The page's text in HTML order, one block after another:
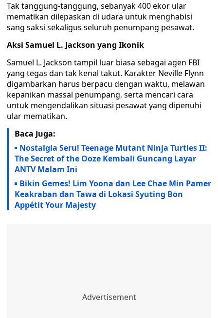
Tak tanggung-tanggung, sebanyak 400 ekor ular
mematikan dilepaskan di udara untuk menghabisi
sang saksi sekaligus seluruh penumpang pesawat.
Aksi Samuel L. Jackson yang Ikonik
Samuel L. Jackson tampil luar biasa sebagai agen FBI
yang tegas dan tak kenal takut. Karakter Neville Flynn
digambarkan harus berpacu dengan waktu, melawan
kepanikan massal penumpang, serta mencari cara
untuk mengendalikan situasi pesawat yang dipenuhi
ular mematikan.
Baca Juga:
Nostalgia Seru! Teenage Mutant Ninja Turtles II:
The Secret of the Ooze Kembali Guncang Layar
ANTV Malam Ini
Bikin Gemes! Lim Yoona dan Lee Chae Min Pamer
Keakraban dan Tawa di Lokasi Syuting Bon
Appétit Your Majesty